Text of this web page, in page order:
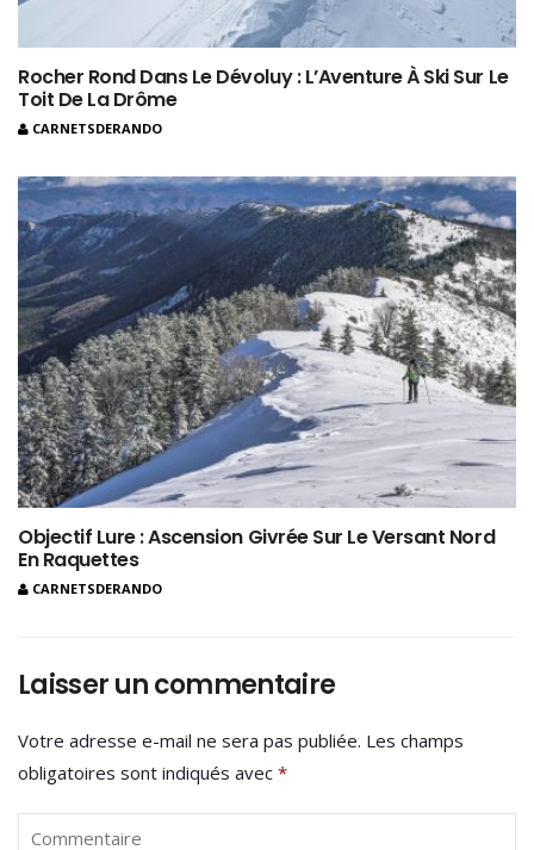
Rocher Rond Dans Le Dévoluy : L’Aventure À Ski Sur Le
Toit De La Drôme
CARNETSDERANDO
Objectif Lure : Ascension Givrée Sur Le Versant Nord
En Raquettes
CARNETSDERANDO
Laisser un commentaire
Votre adresse e-mail ne sera pas publiée. Les champs
obligatoires sont indiqués avec *